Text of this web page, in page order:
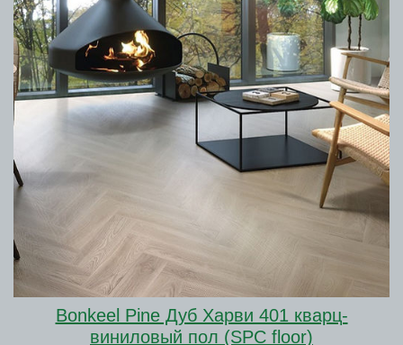
Bonkeel Pine Дуб Харви 401 кварц-
виниловый пол (SPC floor)